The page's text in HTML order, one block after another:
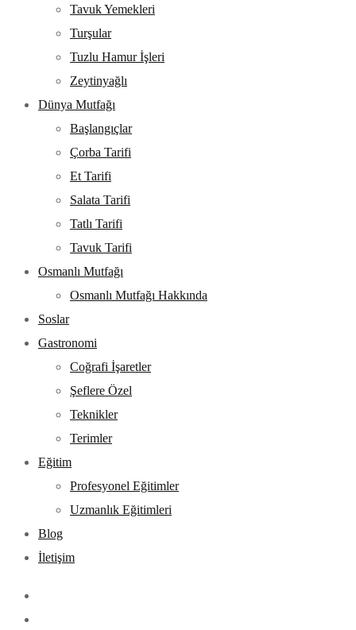
Tavuk Yemekleri
Turşular
Tuzlu Hamur İşleri
Zeytinyağlı
Dünya Mutfağı
Başlangıçlar
Çorba Tarifi
Et Tarifi
Salata Tarifi
Tatlı Tarifi
Tavuk Tarifi
Osmanlı Mutfağı
Osmanlı Mutfağı Hakkında
Soslar
Gastronomi
Coğrafi İşaretler
Şeflere Özel
Teknikler
Terimler
Eğitim
Profesyonel Eğitimler
Uzmanlık Eğitimleri
Blog
İletişim